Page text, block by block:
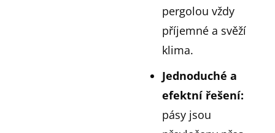
pergolou vždy
příjemné a svěží
klima.
Jednoduché a
efektní řešení:
pásy jsou